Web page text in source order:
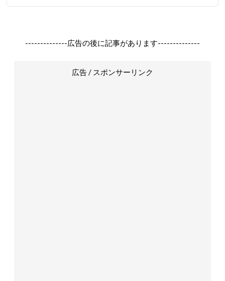
--------------広告の後に記事があります--------------
広告 / スポンサーリンク